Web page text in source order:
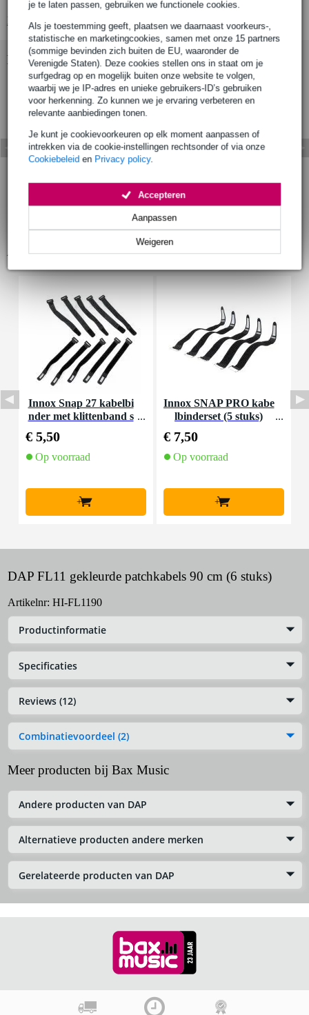
je te laten passen, gebruiken we functionele cookies.
Als je toestemming geeft, plaatsen we daarnaast voorkeurs-,
statistische en marketingcookies, samen met onze 15 partners
(sommige bevinden zich buiten de EU, waaronder de
Verenigde Staten). Deze cookies stellen ons in staat om je
surfgedrag op en mogelijk buiten onze website te volgen,
waarbij we je IP-adres en unieke gebruikers-ID’s gebruiken
voor herkenning. Zo kunnen we je ervaring verbeteren en
relevante aanbiedingen tonen.
Je kunt je cookievoorkeuren op elk moment aanpassen of
intrekken via de cookie-instellingen rechtsonder of via onze
Cookiebeleid en Privacy policy.
Weigeren
Aanpassen
Accepteren
Bekijk alle productspecificaties
Bekijk ook eens (2)
Accessoires (6)
Innox Snap 27 kabelbi
nder met klittenband s
€ 5,50
Op voorraad
+
Innox SNAP PRO kabe
lbinderset (5 stuks)
€ 7,50
Op voorraad
+
DAP FL11 gekleurde patchkabels 90 cm (6 stuks)
Artikelnr: HI-FL1190
Productinformatie
Specificaties
Reviews (12)
Combinatievoordeel (2)
Meer producten bij Bax Music
Andere producten van DAP
Alternatieve producten andere merken
Gerelateerde producten van DAP